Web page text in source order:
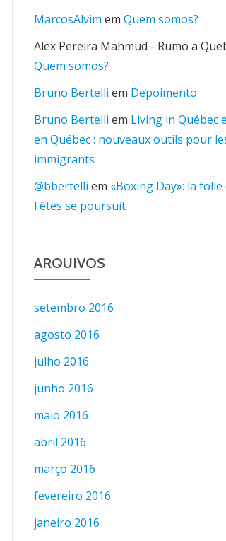
MarcosAlvim em Quem somos?
Alex Pereira Mahmud - Rumo a
Quem somos?
Bruno Bertelli em Depoimento
Bruno Bertelli em Living in Québec
en Québec : nouveaux outils pour
immigrants
@bbertelli em «Boxing Day»: la folie
Fêtes se poursuit
ARQUIVOS
setembro 2016
agosto 2016
julho 2016
junho 2016
maio 2016
abril 2016
março 2016
fevereiro 2016
janeiro 2016